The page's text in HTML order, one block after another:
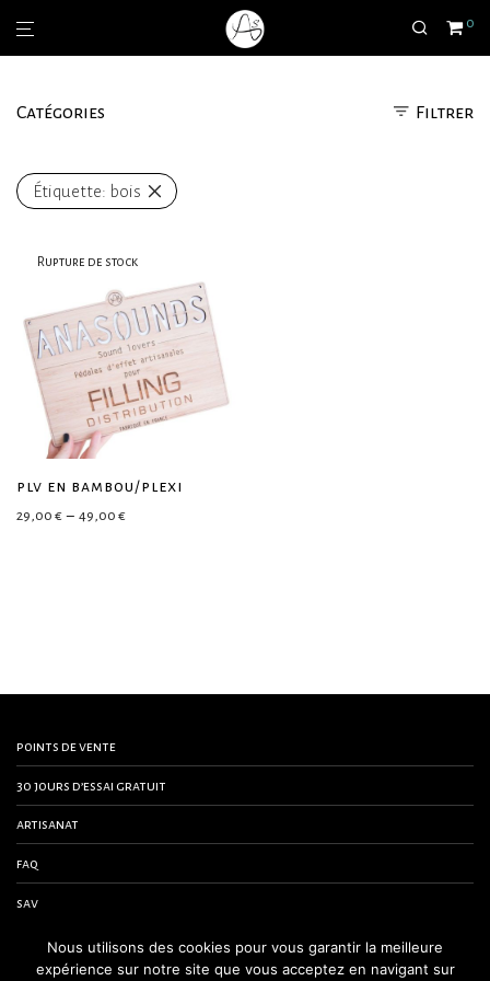
0
Catégories Filtrer
Étiquette: bois
plv en bambou/plexi
29,00 € – 49,00 €Plage de prix : 29,00 € à 49,00 €
points de vente
30 jours d’essai gratuit
artisanat
faq
sav
contactez-nous
Nous utilisons des cookies pour vous garantir la meilleure
expérience sur notre site que vous acceptez en navigant sur